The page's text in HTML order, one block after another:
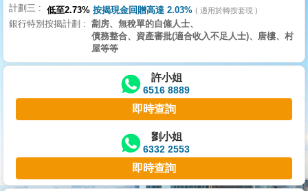
搵
樓/
交
業
主
宅
計劃三 低至2.73% 按揭現金回贈高達 2.03% 適用於轉按套現
銀行特別按揭計劃
劏房、無稅單的自僱人士、
債務整合、資產審批(適合收入不足人士)、唐樓、村
屋等等
許小姐
6516 8889
即時查詢
劉小姐
6332 2553
即時查詢